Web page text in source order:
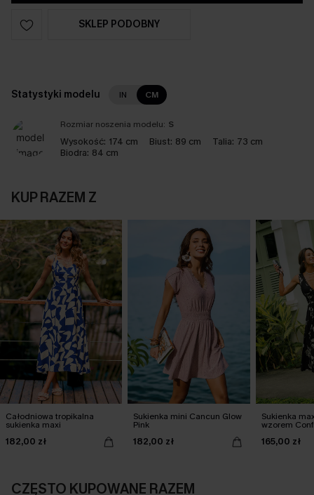
SKLEP PODOBNY
Statystyki modelu IN CM
Rozmiar noszenia modelu: S
Wysokość: 174 cm Biust: 89 cm Talia: 73 cm
Biodra: 84 cm
KUP RAZEM Z
Całodniowa tropikalna
sukienka maxi
182,00 zł
Sukienka mini Cancun Glow
Pink
182,00 zł
Sukienka
wzorem
165,00 zł
CZĘSTO KUPOWANE RAZEM